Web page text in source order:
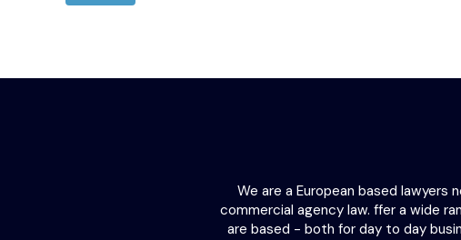
We are a European based lawyers
commercial agency law. ffer a wide
are based - both for day to day